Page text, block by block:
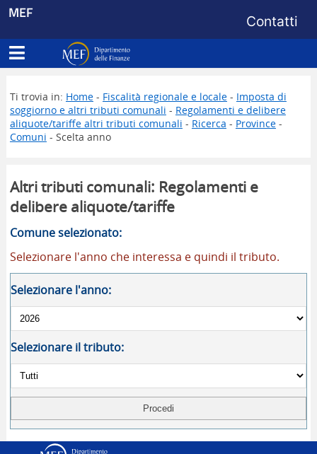
MEF Menu di
Contatti
Apri menu principale
Dipartimento delle Finanze
Ti trovia in: Home- Fiscalità regionale e locale- Imposta di
soggiorno e altri tributi comunali - Regolamenti e delibere
aliquote/tariffe altri tributi comunali - Ricerca - Province-
Comuni - Scelta anno
Altri tributi comunali: Regolamenti e
delibere aliquote/tariffe
Comune selezionato:
Selezionare l'anno che interessa e quindi il tributo.
Selezionare l'anno:
Selezionare il tributo: